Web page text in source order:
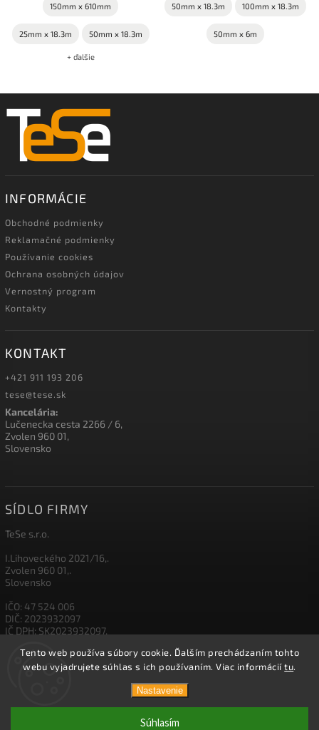
Tento web používa súbory cookie. Ďalším prechádzaním tohto
webu vyjadrujete súhlas s ich používaním. Viac informáciítu.
Nastavenie
Súhlasím
150mm x 610mm
25mm x 18.3m 50mm x 18.3m
+ ďalšie
50mm x 18.3m 100mm x 18.3m
50mm x 6m
INFORMÁCIE
Obchodné podmienky
Reklamačné podmienky
Používanie cookies
Ochrana osobných údajov
Vernostný program
Kontakty
KONTAKT
+421 911 193 206
tese@tese.sk
Kancelária:
Lučenecka cesta 2266 / 6,
Zvolen 960 01,
Slovensko
SÍDLO FIRMY
TeSe s.r.o.
I.Lihoveckého 2021/16,.
Zvolen 960 01,.
Slovensko
IČO: 47 524 006
DIČ: 2023932097
IČ DPH: SK2023932097,
IBAN: SK26 1111 0000 0012 3500 5003